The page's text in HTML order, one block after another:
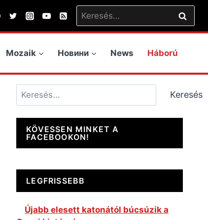
Keresés:
Mozaik Новини News Háború
Keresés Keresés
KÖVESSEN MINKET A
FACEBOOKON!
LEGFRISSEBB
Újabb elesett katonától búcsúzik a